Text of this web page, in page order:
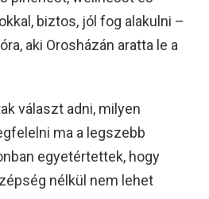
biztos, jól fog alakulni –
aki Orosházán aratta le a
választ adni, milyen
ma a legszebb
egyetértettek, hogy
nélkül nem lehet